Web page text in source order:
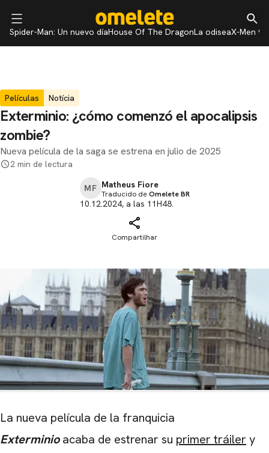
Spider-Man: Un nuevo díaHouse Of The DragonLa odiseaX-Men 97
Películas Notícia
Exterminio: ¿cómo comenzó el apocalipsis
zombie?
Nueva película de la saga se estrena en julio de 2025
2 min de lectura
MF Matheus Fiore
Traducido deOmelete BR
10.12.2024, a las 11H48.
Compartilhar
La nueva película de la franquicia
Exterminioacaba de estrenar su primer tráiler y